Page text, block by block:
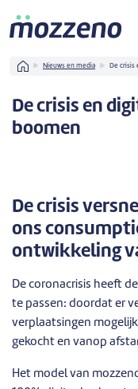
Home
Nieuws en media De crisis
De crisis en
boomen
De crisis
ons
ontwikkeling
De coronacrisis heeft
te passen: doordat er
verplaatsingen
gekocht en vanop
Het model van